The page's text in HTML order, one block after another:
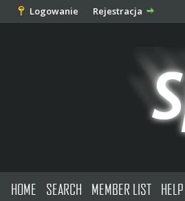
Logowanie Rejestracja
HOME SEARCH MEMBER LIST HELP